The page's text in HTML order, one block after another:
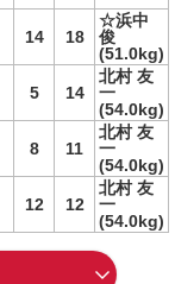
14 18
☆浜中
俊
(51.0kg)
5 14
北村 友
一
(54.0kg)
8 11
北村 友
一
(54.0kg)
12 12
北村 友
一
(54.0kg)